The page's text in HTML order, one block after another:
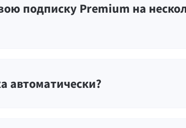
подписку Premium на
автоматически?